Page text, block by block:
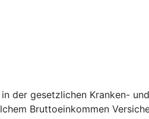
der gesetzlichen Kranken-
Bruttoeinkommen